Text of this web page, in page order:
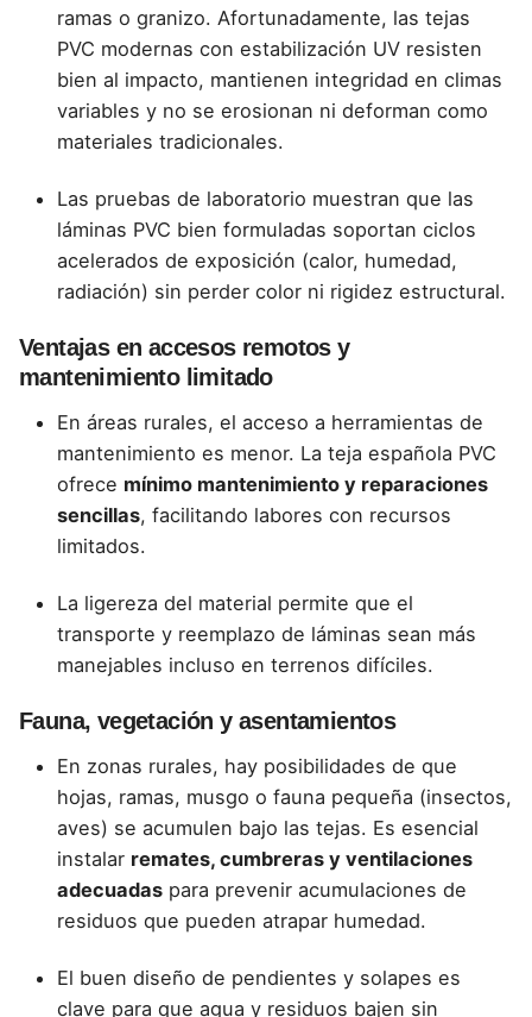
ramas o granizo. Afortunadamente, las tejas
PVC modernas con estabilización UV resisten
bien al impacto, mantienen integridad en climas
variables y no se erosionan ni deforman como
materiales tradicionales.
Las pruebas de laboratorio muestran que las
láminas PVC bien formuladas soportan ciclos
acelerados de exposición (calor, humedad,
radiación) sin perder color ni rigidez estructural.
Ventajas en accesos remotos y
mantenimiento limitado
En áreas rurales, el acceso a herramientas de
mantenimiento es menor. La teja española PVC
ofrece mínimo mantenimiento y reparaciones
sencillas, facilitando labores con recursos
limitados.
La ligereza del material permite que el
transporte y reemplazo de láminas sean más
manejables incluso en terrenos difíciles.
Fauna, vegetación y asentamientos
En zonas rurales, hay posibilidades de que
hojas, ramas, musgo o fauna pequeña (insectos,
aves) se acumulen bajo las tejas. Es esencial
instalar remates, cumbreras y ventilaciones
adecuadas para prevenir acumulaciones de
residuos que pueden atrapar humedad.
El buen diseño de pendientes y solapes es
clave para que agua y residuos bajen sin